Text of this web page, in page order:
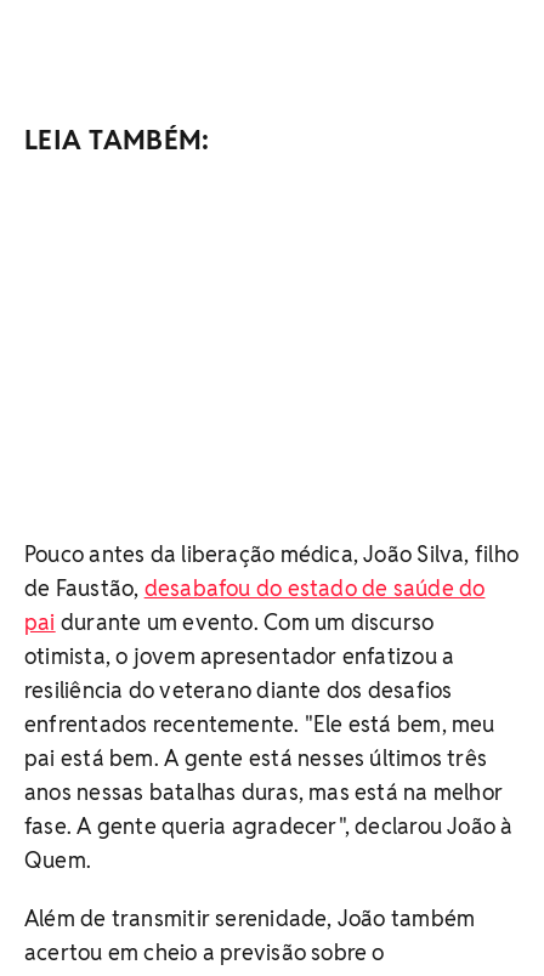
LEIA TAMBÉM:
Pouco antes da liberação médica, João Silva, filho
de Faustão, desabafou do estado de saúde do
pai durante um evento. Com um discurso
otimista, o jovem apresentador enfatizou a
resiliência do veterano diante dos desafios
enfrentados recentemente. "Ele está bem, meu
pai está bem. A gente está nesses últimos três
anos nessas batalhas duras, mas está na melhor
fase. A gente queria agradecer", declarou João à
Quem.
Além de transmitir serenidade, João também
acertou em cheio a previsão sobre o